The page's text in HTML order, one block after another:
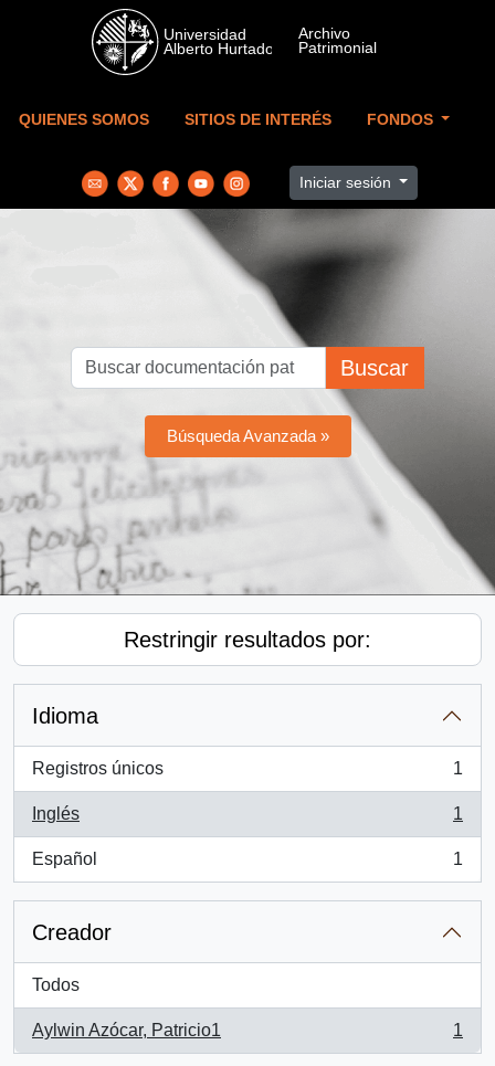
Skip to main content
QUIENES SOMOS SITIOS DE INTERÉS FONDOS
Iniciar sesión
Buscar
Búsqueda Avanzada »
Restringir resultados por:
Idioma
Registros únicos
, 1 resultados
1
Inglés
, 1 resultados
1
Español
, 1 resultados
1
Creador
Todos
Aylwin Azócar, Patricio1
, 1 resultados
1